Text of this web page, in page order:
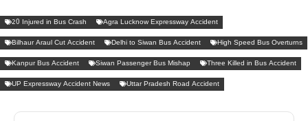
20 Injured in Bus Crash Agra Lucknow Expressway Accident
Bilhaur Araul Cut Accident Delhi to Siwan Bus Accident High Speed Bus Overturns
Kanpur Bus Accident Siwan Passenger Bus Mishap Three Killed in Bus Accident
UP Expressway Accident News Uttar Pradesh Road Accident